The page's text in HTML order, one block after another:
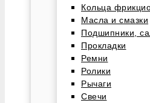
Кольца
Масла и смазки
Подшипники,
Прокладки
Ремни
Ролики
Рычаги
Свечи